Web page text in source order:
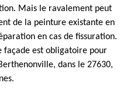
Mais le ravalement peut
de la peinture existante en
en cas de fissuration.
façade est obligatoire pour
dans le 27630,